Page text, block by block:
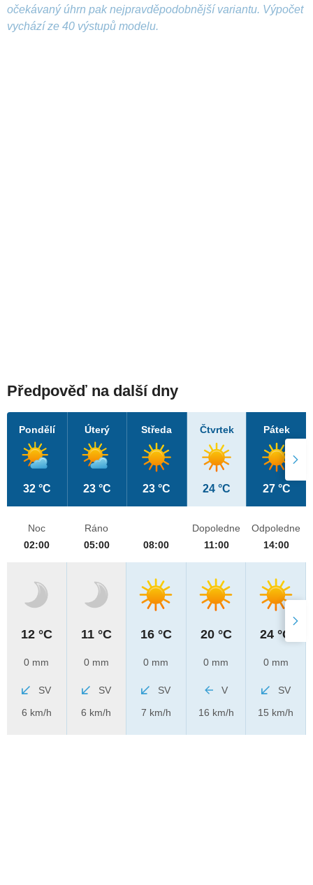
očekávaný úhrn pak nejpravděpodobnější variantu. Výpočet
vychází ze 40 výstupů modelu.
Předpověď na další dny
Pondělí
32 °C
Úterý
23 °C
Středa
23 °C
Čtvrtek
24 °C
Pátek
27 °C
Noc
02:00
12 °C
0 mm
SV
6 km/h
Ráno
05:00
11 °C
0 mm
SV
6 km/h
08:00
16 °C
0 mm
SV
7 km/h
Dopoledne
11:00
20 °C
0 mm
V
16 km/h
Odpoledne
14:00
24 °C
0 mm
SV
15 km/h